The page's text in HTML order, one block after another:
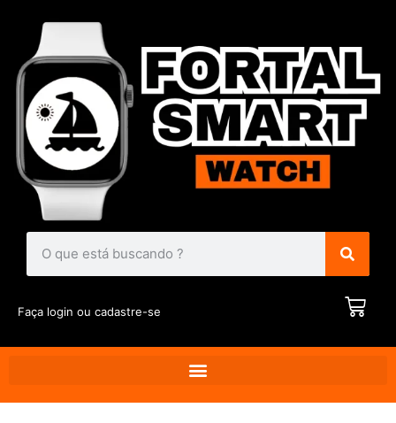
Faça login ou cadastre-se